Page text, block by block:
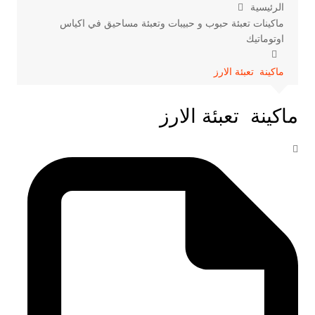
الرئيسية
ماكينات تعبئة حبوب و حبيبات وتعبئة مساحيق في اكياس
اوتوماتيك
ماكينة تعبئة الارز
ماكينة تعبئة الارز